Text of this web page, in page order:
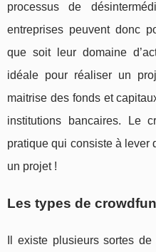
processus de
entreprises peuvent donc
que soit leur domaine
idéale pour réaliser un
maitrise des fonds et
institutions bancaires. Le
pratique qui consiste à lever
un projet !
Les types de
Il existe plusieurs sortes